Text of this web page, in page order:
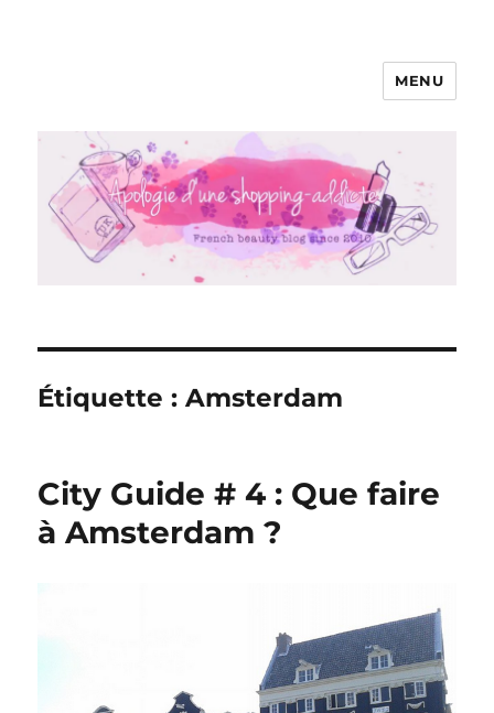
Apologie d'une Shopping-addicte
MENU
Étiquette :Amsterdam
City Guide # 4 : Que faire
à Amsterdam ?